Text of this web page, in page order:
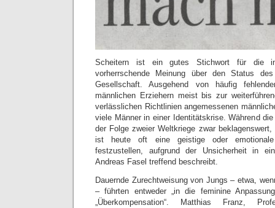
Scheitern ist ein gutes Stichwort für die in
vorherrschende Meinung über den Status
Gesellschaft. Ausgehend von häufig
männlichen Erziehern meist bis zur
verlässlichen Richtlinien angemessenen
viele Männer in einer Identitätskrise. Während
der Folge zweier Weltkriege zwar
ist heute oft eine geistige oder
festzustellen, aufgrund der Unsicherheit in
Andreas Fasel treffend beschreibt.
Dauernde Zurechtweisung von Jungs – etwa,
– führten entweder „in die feminine
„Überkompensation“. Matthias Franz,